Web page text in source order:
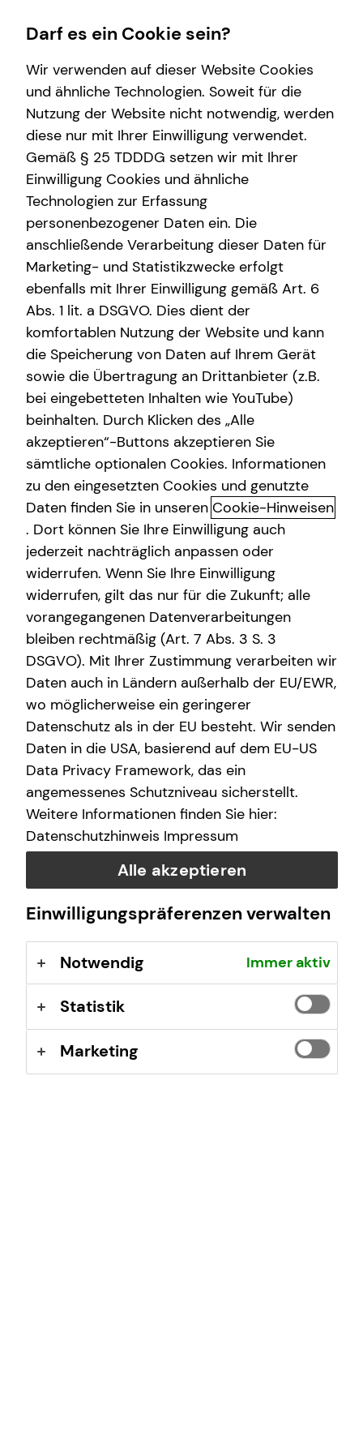
Wissenswertes
Über tecis
Podcast
teamzukunft
Interview
Über mich
Service
Kundenportal
Schadenabwicklung
Finanzberatung
Videoberatung
Spezialisten-Netzwerk
Private Krankenvorsorge
Immobilienfinanzierung
Betriebliche Altersvorsorge
Investment
Kapitalanlage Immobilien
Altersvorsorge
Arbeitskraftabsicherung
Sach- und Vermögenssicherung
Karriere
Karrierechancen
Trainee
Praktikum
Teamassistenz
Direkteinstieg
Stanislav Novikov
Stanislav Novikov
Divisional Manager
in Berlin und Umgebung
Kurzportrait Stanislav Novikov
Ich bin Unternehmer aus Überzeugung. Seit über 13
Jahren bin ich in der Finanzberatung tätig und habe mir
Schritt für Schritt eine Führungsrolle aufgebaut, in der ich
heute rund 80 Mitarbeiter in Berlin, Bremen und Dresden
verantworte.
Mehr über mich
Deine Karrierechance in der
Flexible Einstiegsmöglichkeiten, eine fundierte
Qualifizierung, hohe Aufstiegschancen. Starte jetzt durch
Darf es ein Cookie sein?
Wir verwenden auf dieser Website Cookies
und ähnliche Technologien. Soweit für die
Nutzung der Website nicht notwendig, werden
diese nur mit Ihrer Einwilligung verwendet.
Gemäß § 25 TDDDG setzen wir mit Ihrer
Einwilligung Cookies und ähnliche
Technologien zur Erfassung
personenbezogener Daten ein. Die
anschließende Verarbeitung dieser Daten für
Marketing- und Statistikzwecke erfolgt
ebenfalls mit Ihrer Einwilligung gemäß Art. 6
Abs. 1 lit. a DSGVO. Dies dient der
komfortablen Nutzung der Website und kann
die Speicherung von Daten auf Ihrem Gerät
sowie die Übertragung an Drittanbieter (z.B.
bei eingebetteten Inhalten wie YouTube)
beinhalten. Durch Klicken des „Alle
akzeptieren“-Buttons akzeptieren Sie
sämtliche optionalen Cookies. Informationen
zu den eingesetzten Cookies und genutzte
Daten finden Sie in unseren Cookie-Hinweisen
. Dort können Sie Ihre Einwilligung auch
jederzeit nachträglich anpassen oder
widerrufen. Wenn Sie Ihre Einwilligung
widerrufen, gilt das nur für die Zukunft; alle
vorangegangenen Datenverarbeitungen
bleiben rechtmäßig (Art. 7 Abs. 3 S. 3
DSGVO). Mit Ihrer Zustimmung verarbeiten wir
Daten auch in Ländern außerhalb der EU/EWR,
wo möglicherweise ein geringerer
Datenschutz als in der EU besteht. Wir senden
Daten in die USA, basierend auf dem EU-US
Data Privacy Framework, das ein
angemessenes Schutzniveau sicherstellt.
Weitere Informationen finden Sie hier:
Datenschutzhinweis Impressum
Alle akzeptieren
Einwilligungspräferenzen verwalten
Notwendig Immer aktiv
Statistik
Marketing